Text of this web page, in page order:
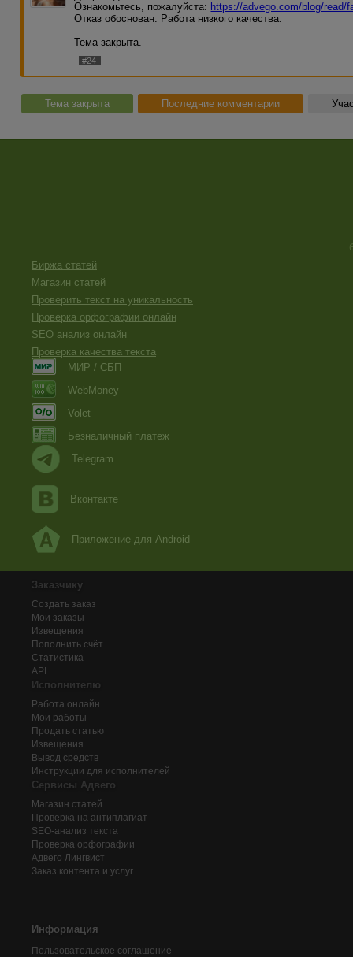
Ознакомьтесь, пожалуйста: https://advego.com/blog/read/
Отказ обоснован. Работа низкого качества.
Тема закрыта.
#24
Тема закрыта Последние комментарии
Биржа статей
Магазин статей
Проверить текст на уникальность
Проверка орфографии онлайн
SEO анализ онлайн
Проверка качества текста
МИР / СБП
WebMoney
Volet
Безналичный платеж
Telegram
Вконтакте
Приложение для Android
Заказчику
Создать заказ
Мои заказы
Извещения
Пополнить счёт
Статистика
API
Исполнителю
Работа онлайн
Мои работы
Продать статью
Извещения
Вывод средств
Инструкции для исполнителей
Сервисы Адвего
Магазин статей
Проверка на антиплагиат
SEO-анализ текста
Проверка орфографии
Адвего Лингвист
Заказ контента и услуг
Информация
Пользовательское соглашение